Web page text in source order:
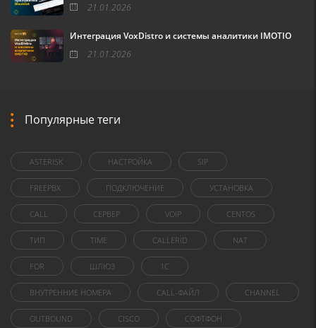
21.01.2026
Интеграция VoxDistro и системы аналитики IMOTIO
21.01.2026
Популярные теги
ASTERISK НАСТРОЙКА SIP
FREEPBX ПОДКЛЮЧЕНИЕ УСТАНОВКА
CALL СЕРВЕР VOIP CENTOS
ТИП TIME CALLERID NAT
FOR ШЛЮЗ 1C
ВНУТРЕННИЕ НОМЕРА CALL-ФАЙЛ CHANNEL
OUTBOUND CISCO СОФТФОН